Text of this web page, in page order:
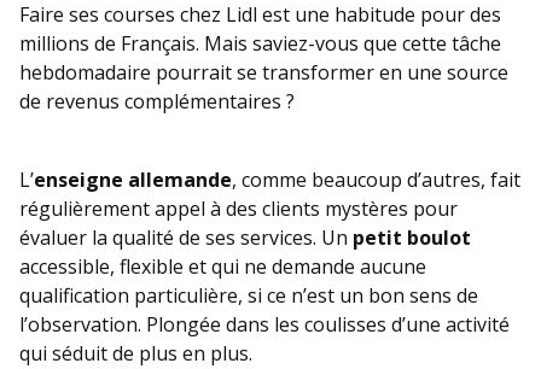
Faire ses courses chez Lidl est une habitude pour des
millions de Français. Mais saviez-vous que cette tâche
hebdomadaire pourrait se transformer en une source
de revenus complémentaires ?
L’enseigne allemande, comme beaucoup d’autres, fait
régulièrement appel à des clients mystères pour
évaluer la qualité de ses services. Un petit boulot
accessible, flexible et qui ne demande aucune
qualification particulière, si ce n’est un bon sens de
l’observation. Plongée dans les coulisses d’une activité
qui séduit de plus en plus.